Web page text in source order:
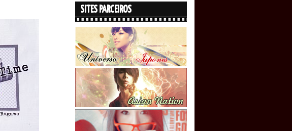
SITES PARCEIROS